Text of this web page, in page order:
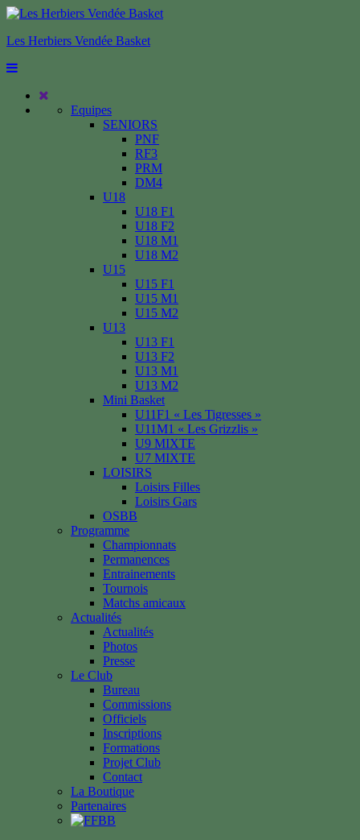
Les Herbiers Vendée Basket
Equipes
SENIORS
PNF
RF3
PRM
DM4
U18
U18 F1
U18 F2
U18 M1
U18 M2
U15
U15 F1
U15 M1
U15 M2
U13
U13 F1
U13 F2
U13 M1
U13 M2
Mini Basket
U11F1 « Les Tigresses »
U11M1 « Les Grizzlis »
U9 MIXTE
U7 MIXTE
LOISIRS
Loisirs Filles
Loisirs Gars
OSBB
Programme
Championnats
Permanences
Entrainements
Tournois
Matchs amicaux
Actualités
Actualités
Photos
Presse
Le Club
Bureau
Commissions
Officiels
Inscriptions
Formations
Projet Club
Contact
La Boutique
Partenaires